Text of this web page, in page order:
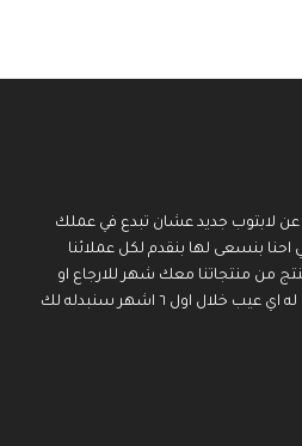
لابتوب جديد عشان تبدع في عملك
بنسعى لها بنقدم لكل عملائنا
من منتجاتنا معك شهر للارجاع او
التبديل اما اذا منتجنا خرب او اتقطع او حصل له اي عيب خلال اول ٦ اشهر سنبدله لك